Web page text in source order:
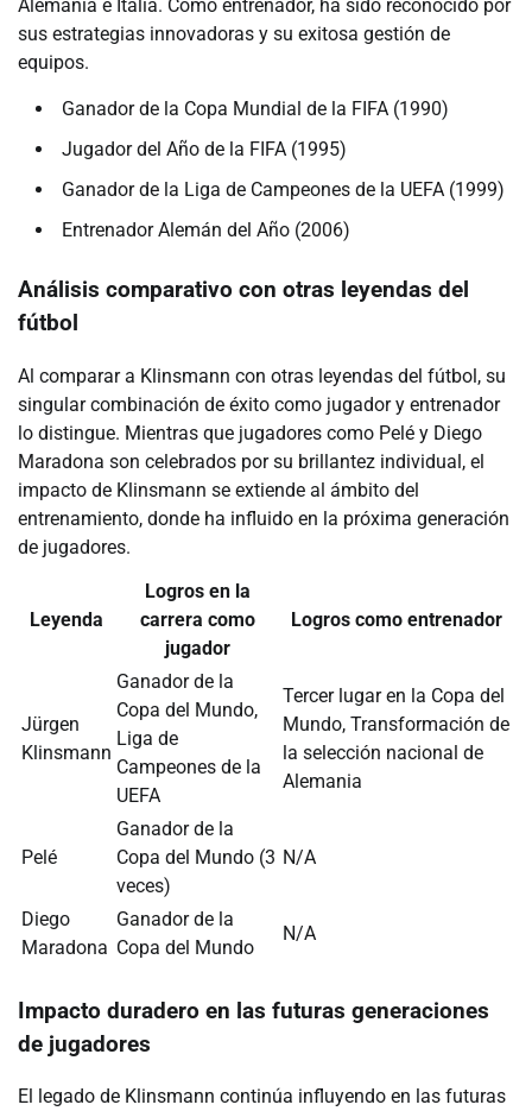
Alemania e Italia. Como entrenador, ha sido reconocido por
sus estrategias innovadoras y su exitosa gestión de
equipos.
Ganador de la Copa Mundial de la FIFA (1990)
Jugador del Año de la FIFA (1995)
Ganador de la Liga de Campeones de la UEFA (1999)
Entrenador Alemán del Año (2006)
Análisis comparativo con otras leyendas del
fútbol
Al comparar a Klinsmann con otras leyendas del fútbol, su
singular combinación de éxito como jugador y entrenador
lo distingue. Mientras que jugadores como Pelé y Diego
Maradona son celebrados por su brillantez individual, el
impacto de Klinsmann se extiende al ámbito del
entrenamiento, donde ha influido en la próxima generación
de jugadores.
Leyenda
Logros en la
carrera como
jugador
Logros como entrenador
Jürgen
Klinsmann
Ganador de la
Copa del Mundo,
Liga de
Campeones de la
UEFA
Tercer lugar en la Copa del
Mundo, Transformación de
la selección nacional de
Alemania
Pelé
Ganador de la
Copa del Mundo (3
veces)
N/A
Diego
Maradona
Ganador de la
Copa del Mundo
N/A
Impacto duradero en las futuras generaciones
de jugadores
El legado de Klinsmann continúa influyendo en las futuras